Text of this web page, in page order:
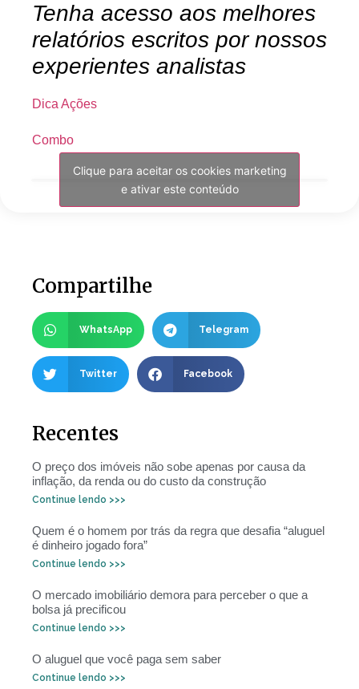
Tenha acesso aos melhores
relatórios escritos por nossos
experientes analistas
Dica Ações
Combo
Clique para aceitar os cookies marketing
e ativar este conteúdo
Compartilhe
WhatsApp Telegram
Twitter Facebook
Recentes
O preço dos imóveis não sobe apenas por causa da
inflação, da renda ou do custo da construção
Continue lendo >>>
Quem é o homem por trás da regra que desafia “aluguel
é dinheiro jogado fora”
Continue lendo >>>
O mercado imobiliário demora para perceber o que a
bolsa já precificou
Continue lendo >>>
O aluguel que você paga sem saber
Continue lendo >>>